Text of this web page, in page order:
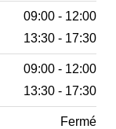
09:00 - 12:00
13:30 - 17:30
09:00 - 12:00
13:30 - 17:30
Fermé